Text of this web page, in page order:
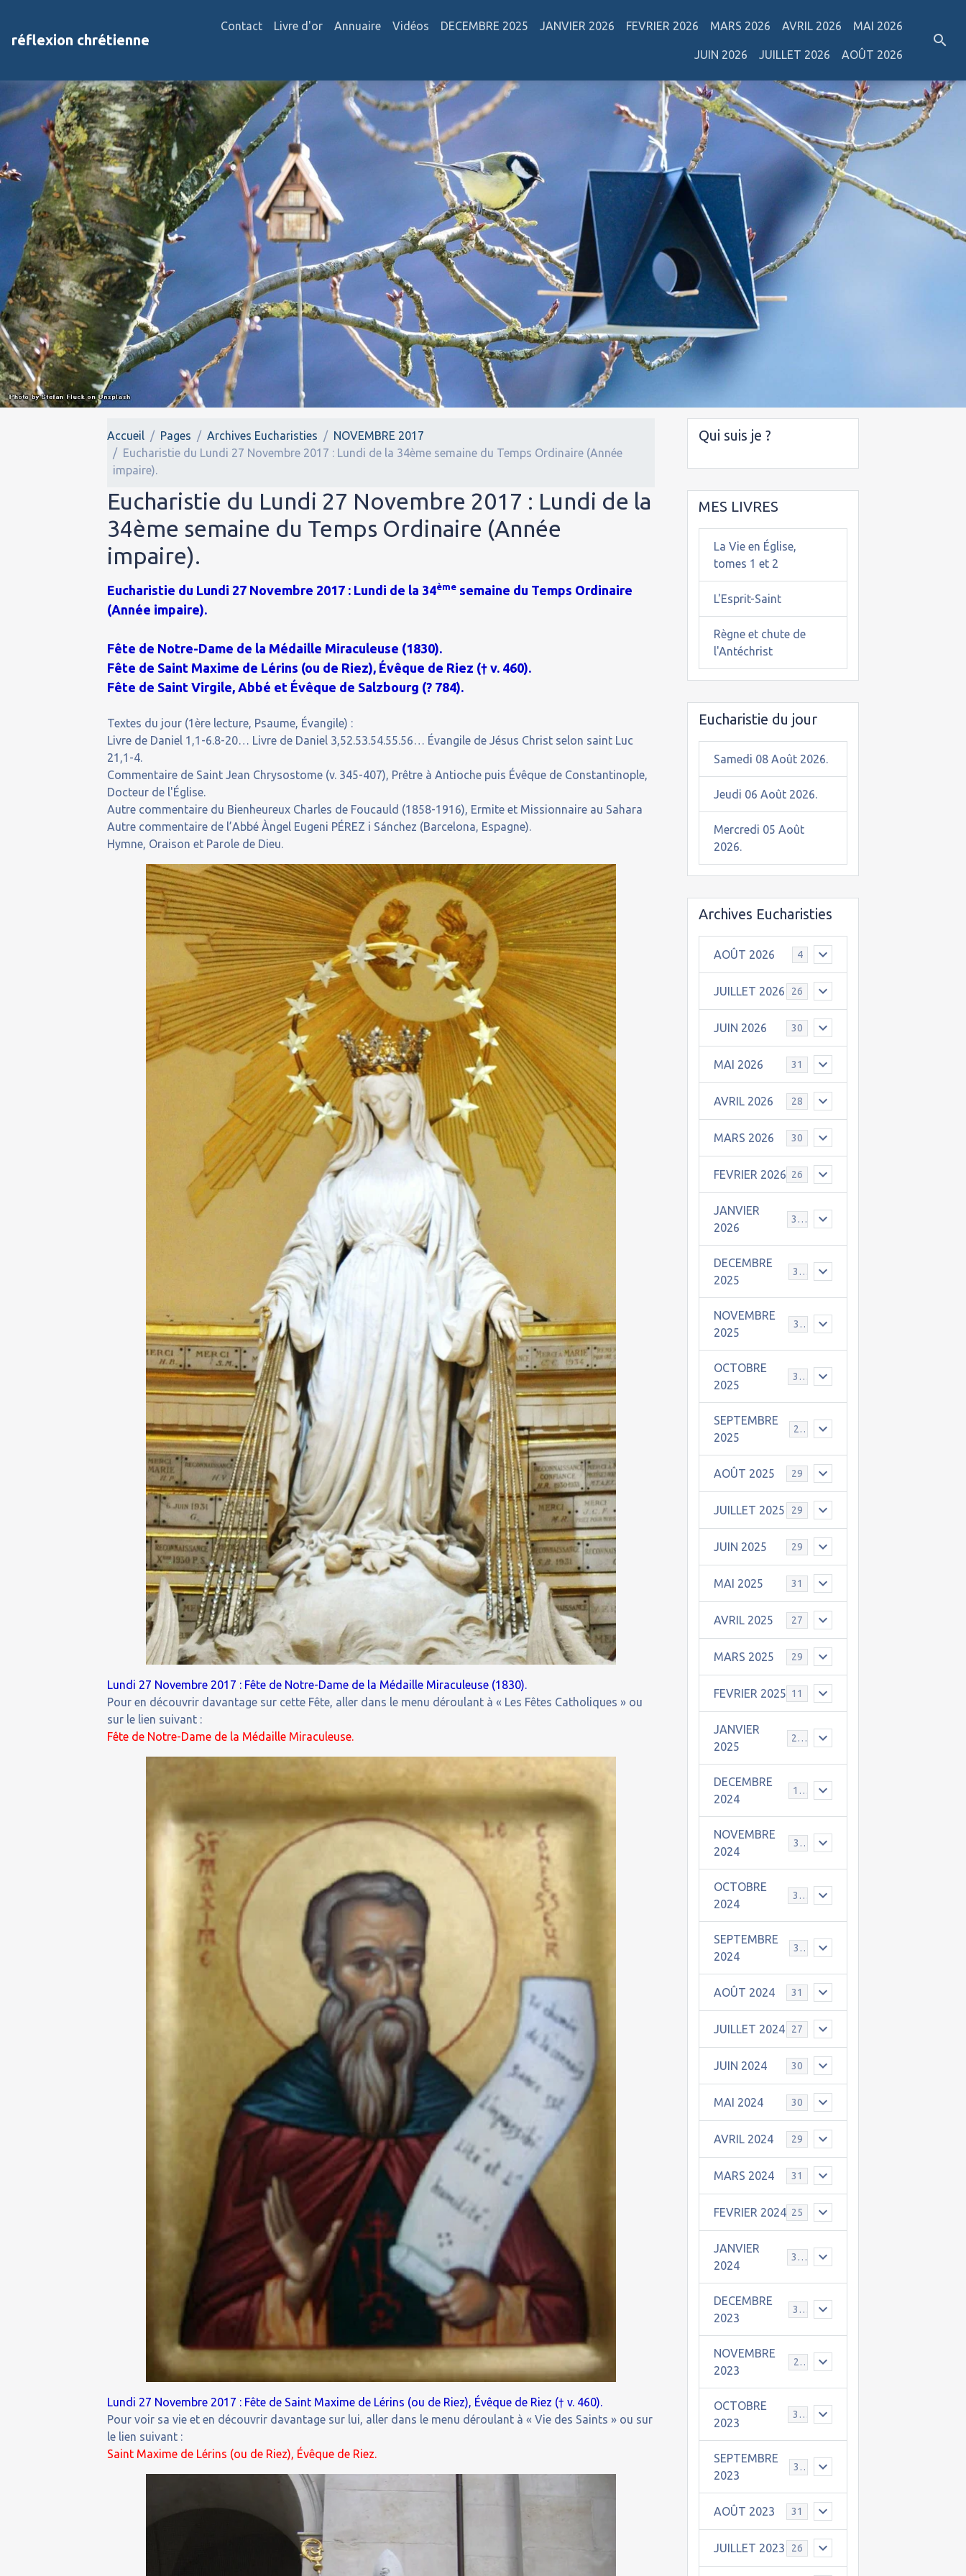
réflexion chrétienne
Contact Livre d'or Annuaire Vidéos DECEMBRE 2025 JANVIER 2026 FEVRIER 2026 MARS 2026 AVRIL 2026 MAI 2026
JUIN 2026 JUILLET 2026 AOÛT 2026
Accueil Pages Archives Eucharisties
NOVEMBRE 2017
Eucharistie du Lundi 27 Novembre 2017 : Lundi de la 34ème semaine du Temps Ordinaire (Année
impaire).
Eucharistie du Lundi 27 Novembre 2017 : Lundi de la
34ème semaine du Temps Ordinaire (Année
impaire).
Eucharistie du Lundi 27 Novembre 2017 : Lundi de la 34ème semaine du Temps Ordinaire
(Année impaire).
Fête de Notre-Dame de la Médaille Miraculeuse (1830).
Fête de Saint Maxime de Lérins (ou de Riez), Évêque de Riez († v. 460).
Fête de Saint Virgile, Abbé et Évêque de Salzbourg (? 784).
Textes du jour (1ère lecture, Psaume, Évangile) :
Livre de Daniel 1,1-6.8-20… Livre de Daniel 3,52.53.54.55.56… Évangile de Jésus Christ selon saint Luc
21,1-4.
Commentaire de Saint Jean Chrysostome (v. 345-407), Prêtre à Antioche puis Évêque de Constantinople,
Docteur de l'Église.
Autre commentaire du Bienheureux Charles de Foucauld (1858-1916), Ermite et Missionnaire au Sahara
Autre commentaire de l’Abbé Àngel Eugeni PÉREZ i Sánchez (Barcelona, Espagne).
Hymne, Oraison et Parole de Dieu.
Lundi 27 Novembre 2017 : Fête de Notre-Dame de la Médaille Miraculeuse (1830).
Pour en découvrir davantage sur cette Fête, aller dans le menu déroulant à « Les Fêtes Catholiques » ou
sur le lien suivant :
Fête de Notre-Dame de la Médaille Miraculeuse.
Lundi 27 Novembre 2017 : Fête de Saint Maxime de Lérins (ou de Riez), Évêque de Riez († v. 460).
Pour voir sa vie et en découvrir davantage sur lui, aller dans le menu déroulant à « Vie des Saints » ou sur
le lien suivant :
Saint Maxime de Lérins (ou de Riez), Évêque de Riez.
Qui suis je ?
MES LIVRES
La Vie en Église,
tomes 1 et 2
L'Esprit-Saint
Règne et chute de
l'Antéchrist
Eucharistie du jour
Samedi 08 Août 2026.
Jeudi 06 Août 2026.
Mercredi 05 Août
2026.
Archives Eucharisties
AOÛT 2026 4
JUILLET 2026 26
JUIN 2026 30
MAI 2026 31
AVRIL 2026 28
MARS 2026 30
FEVRIER 2026 26
JANVIER
2026
31
DECEMBRE
2025
30
NOVEMBRE
2025
30
OCTOBRE
2025
31
SEPTEMBRE
2025
25
AOÛT 2025 29
JUILLET 2025 29
JUIN 2025 29
MAI 2025 31
AVRIL 2025 27
MARS 2025 29
FEVRIER 2025 11
JANVIER
2025
25
DECEMBRE
2024
19
NOVEMBRE
2024
30
OCTOBRE
2024
31
SEPTEMBRE
2024
30
AOÛT 2024 31
JUILLET 2024 27
JUIN 2024 30
MAI 2024 30
AVRIL 2024 29
MARS 2024 31
FEVRIER 2024 25
JANVIER
2024
30
DECEMBRE
2023
31
NOVEMBRE
2023
24
OCTOBRE
2023
31
SEPTEMBRE
2023
30
AOÛT 2023 31
JUILLET 2023 26